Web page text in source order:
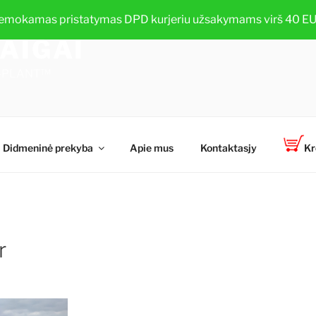
pristatymas DPD kurjeriu užsakymams virš 40
Didmeninė prekyba Apie mus Kontaktasjy